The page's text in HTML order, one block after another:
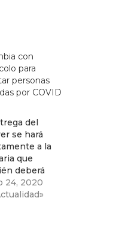
con
para
personas
por COVID
del
se hará
a la
que
deberá
con unos
y
24, 2020